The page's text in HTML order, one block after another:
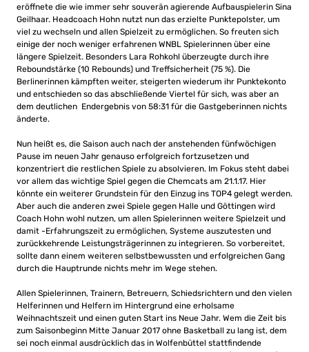
eröffnete die wie immer sehr souverän agierende Aufbauspielerin Sina
Geilhaar. Headcoach Hohn nutzt nun das erzielte Punktepolster, um
viel zu wechseln und allen Spielzeit zu ermöglichen. So freuten sich
einige der noch weniger erfahrenen WNBL Spielerinnen über eine
längere Spielzeit. Besonders Lara Rohkohl überzeugte durch ihre
Reboundstärke (10 Rebounds) und Treffsicherheit (75 %). Die
Berlinerinnen kämpften weiter, steigerten wiederum ihr Punktekonto
und entschieden so das abschließende Viertel für sich, was aber an
dem deutlichen Endergebnis von 58:31 für die Gastgeberinnen nichts
änderte.
Nun heißt es, die Saison auch nach der anstehenden fünfwöchigen
Pause im neuen Jahr genauso erfolgreich fortzusetzen und
konzentriert die restlichen Spiele zu absolvieren. Im Fokus steht dabei
vor allem das wichtige Spiel gegen die Chemcats am 21.1.17. Hier
könnte ein weiterer Grundstein für den Einzug ins TOP4 gelegt werden.
Aber auch die anderen zwei Spiele gegen Halle und Göttingen wird
Coach Hohn wohl nutzen, um allen Spielerinnen weitere Spielzeit und
damit -Erfahrungszeit zu ermöglichen, Systeme auszutesten und
zurückkehrende Leistungsträgerinnen zu integrieren. So vorbereitet,
sollte dann einem weiteren selbstbewussten und erfolgreichen Gang
durch die Hauptrunde nichts mehr im Wege stehen.
Allen Spielerinnen, Trainern, Betreuern, Schiedsrichtern und den vielen
Helferinnen und Helfern im Hintergrund eine erholsame
Weihnachtszeit und einen guten Start ins Neue Jahr. Wem die Zeit bis
zum Saisonbeginn Mitte Januar 2017 ohne Basketball zu lang ist, dem
sei noch einmal ausdrücklich das in Wolfenbüttel stattfindende